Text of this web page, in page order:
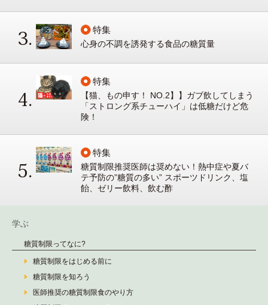
特集
心身の不調を誘発する食品の糖質量
特集
【猫、もの申す！ NO.2】】ガブ飲してしまう
「ストロング系チューハイ」は低糖だけど危
険！
特集
糖質制限推奨医師は奨めない！熱中症や夏バ
テ予防の”糖質の多い” スポーツドリンク、塩
飴、ゼリー飲料、飲む酢
学ぶ
糖質制限ってなに?
糖質制限をはじめる前に
糖質制限を知ろう
医師推奨の糖質制限食のやり方